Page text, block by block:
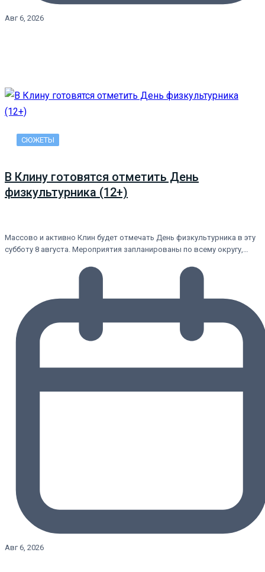
Авг 6, 2026
СЮЖЕТЫ
В Клину готовятся отметить День
физкультурника (12+)
Массово и активно Клин будет отмечать День физкультурника в эту
субботу 8 августа. Мероприятия запланированы по всему округу,…
Авг 6, 2026